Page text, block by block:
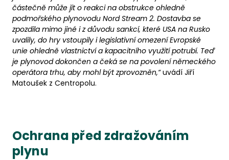
částečně může jít o reakci na obstrukce ohledně
podmořského plynovodu Nord Stream 2. Dostavba se
zpozdila mimo jiné i z důvodu sankcí, které USA na Rusko
uvalily, do hry vstoupily i legislativní omezení Evropské
unie ohledně vlastnictví a kapacitního využití potrubí. Teď
je plynovod dokončen a čeká se na povolení německého
operátora trhu, aby mohl být zprovozněn,“uvádí Jiří
Matoušek z Centropolu.
Ochrana před zdražováním
plynu